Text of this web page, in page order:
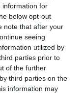
information for
below opt-out
note that after your
seeing
utilized by
parties prior to
of the further
third parties on the
information may
med